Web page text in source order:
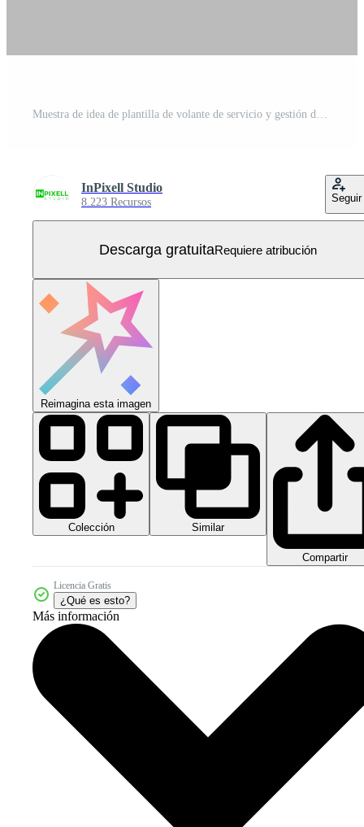
Muestra de idea de plantilla de volante de servicio y gestión de ti. Vector Gratis
InPixell Studio
8.223 Recursos Seguir
Descarga gratuitaRequiere atribución
Reimagina esta imagen
Colección Similar
Compartir
Licencia Gratis
¿Qué es esto?
Más información